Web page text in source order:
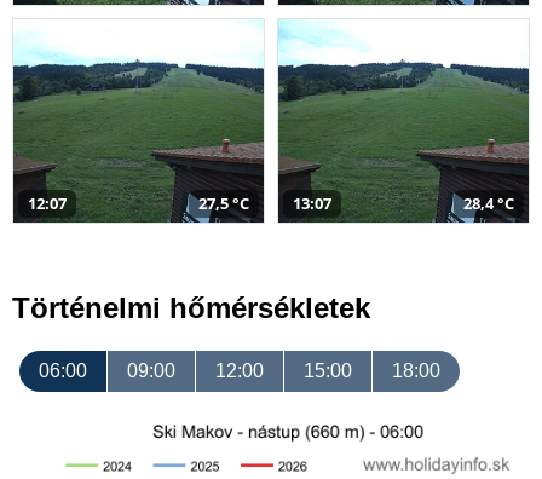
12:07 27,5 °C 13:07 28,4 °C
Történelmi hőmérsékletek
06:00 09:00 12:00 15:00 18:00